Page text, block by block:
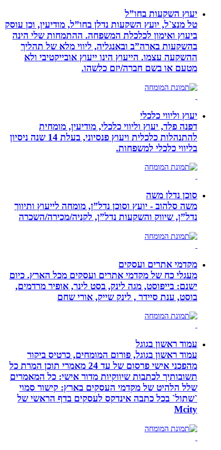
יעוץ השקעות בחו”ל
טל מנצ`ל, יועץ השקעות נדלן בחו”ל, מודיעין, וכן עוסק
ביעוץ ואימון לכלכלת המשפחה. ההתמחות שלי הינה
בהשקעות בארה”ב ובאנגליה, ליווי מלא של תהליך
ההשקעה עצמו. הייעוץ הינו ייעוץ אובייקטיבי ולא
מטעם או בשם חברה/יזם כלשהו.
יעוץ וליווי כלכלי
דפנה פלד, יעוץ וליווי כלכלי, מודיעין, מומחית
להתנהלות כלכלית ויעוץ פנסיוני, בעלת 14 שנה ניסיון
בליווי כלכלי למשפחות.
סוכן נדלן משה
משה סלהוב - יועץ וסוכן נדל”ן, מומחה לייעוץ ותיווך
נדל”ן, שיווק והשקעות נדל”ן, לקניה/מכירה/השכרה
מקדמי אתרים ועסקים
מעגלי כח של מקדמי אתרים ועסקים מכל הארץ. כיום
ישנם: בייפוסט, מגה לינק, בסט לינר, אופיר מרדמים,
בוסט, ענת סיידר , לינק שייק, אורי שחם
עמוד ראשון בגוגל
עמוד ראשון בגוגל, פורום המומחים, כרטיס ביקור
מהפכני אישי פרסום של עד 24 מאמרי תוכן המרת כל
תשובותיך לכתבות שיווקיות מדור אישי: כל המאמרים
שלל הלהיט של מקדמי העסקים בארץ: קישור סמוי
`שתול` בכל כתבה אינדקס לעסקים בדף הראשי של
Mcity